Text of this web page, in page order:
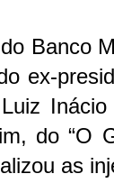
Banco
ex-
do “O
as